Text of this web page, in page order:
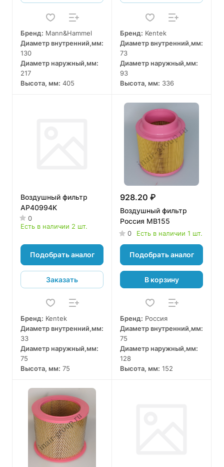
Бренд: Mann&Hammel
Диаметр внутренний,мм:
130
Диаметр наружный,мм:
217
Высота, мм: 405
Бренд: Kentek
Диаметр внутренний,мм:
73
Диаметр наружный,мм:
93
Высота, мм: 336
Воздушный фильтр
AP40994K
0
Есть в наличии 2 шт.
Подобрать аналог
Заказать
Бренд: Kentek
Диаметр внутренний,мм:
33
Диаметр наружный,мм:
75
Высота, мм: 75
928.20 ₽
Воздушный фильтр
Россия MB155
0 Есть в наличии 1 шт.
Подобрать аналог
В корзину
Бренд: Россия
Диаметр внутренний,мм:
75
Диаметр наружный,мм:
128
Высота, мм: 152